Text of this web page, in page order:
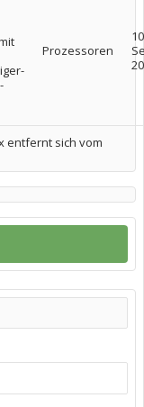
Prozessoren
entfernt sich vom